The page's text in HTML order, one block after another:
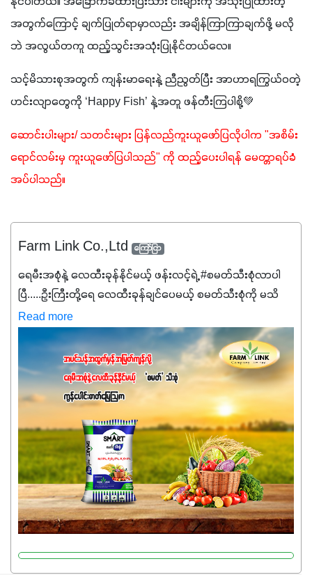
အတွက်ကြောင့် ချက်ပြုတ်ရာမှာလည်း အချိန်ကြာကြာချက်ဖို့ မလို
ဘဲ အလွယ်တကူ ထည့်သွင်းအသုံးပြုနိုင်တယ်လေ။
သင့်မိသားစုအတွက် ကျန်းမာရေးနဲ့ ညီညွတ်ပြီး အာဟာရကြွယ်ဝတဲ့
ဟင်းလျာတွေကို ‘Happy Fish’ နဲ့အတူ ဖန်တီးကြပါစို့💚
ဆောင်းပါးများ/ သတင်းများ ပြန်လည်ကူးယူဖော်ပြလိုပါက "အစိမ်း
ရောင်လမ်းမှ ကူးယူဖော်ပြပါသည်" ကို ထည့်ပေးပါရန် မေတ္တာရပ်ခံ
အပ်ပါသည်။
Farm Link Co.,Ltd ကြော်ငြာ
ရေမီးအစုံနဲ့ လေထီးခုန်နိုင်မယ့် ဖန်းလင့်ရဲ့ #စမတ်သီးစုံလာပါ
ပြီ.....ဦးကြီးတို့ရေ ‌လေထီးခုန်ချင်ပေမယ့် စမတ်သီးစုံကို မသိ
သေးရင်တော့ ဒီစာလေးကို ဆက်ဖတ်‌ပေးပါ #စမတ်သီးစုံဆိုတာ
အပင်တိုင်းအတွက် အဓိကအာဟာရNPK (19:7:8)နဲ့ #ဟူးမစ်
အက်စစ်တို့ အချိုးကျ ပေါင်းစပ်ထားတဲ့ ကွန်ပေါင်း
ဓာတ်မြေဩဇာဖြစ်ပါတယ်။ အဓိကအကျိုးကျေးဇူးတွေအနေနဲ့
ကတော့ နိုက်ထရိုဂျင် 19%ပါဝင်တဲ့အတွက် ကလိုရိုဖီးလ်ဖွဲ့စည်း
မှုကို အားပေးကာ သီးနှံပင်များ၏အရွက်များစိမ်းလန်းသန်စွမ်း
ပြီး အစာချက်လုပ်မှုအားကောင်းစေပါတယ်။ အပင်၏ပင်ပိုင်း
ကြီးထွားမှုကို တိုးမြင့်စေကာ အပင်သန်၍ အကြီးမြန်စေပါတယ်။
သင့်တော်တဲ့ Phosphorus 7%ပါဝင်မှုကြောင့် အပင်ရဲ့ အမြစ်
ဖွဲ့စည်းတည်ဆောက်မှုကို ပို၍သန်မာလာအောင် အားပေးပါ
တယ်။ ဒါ့အပြင် ပန်းပွင့်ခြင်း၊အသီးသီးခြင်း၊အစေ့တည်ခြင်း
လုပ်ငန်းစဉ်များကိုလည်း အားပေးပါတယ်။ လုံလောက်တဲ့
Read more